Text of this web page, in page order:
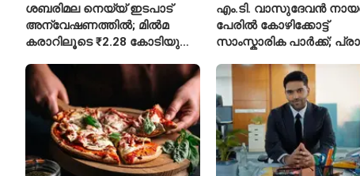
ശബരിമല നെയ്യ് ഇടപാട്
അന്വേഷണത്തിൽ; മിൽമ
കരാറിലൂടെ ₹2.28 കോടിയുടെ
എം.ടി. വാസുദേവൻ
പേരിൽ കോഴിക്കോട്ട്
സാംസ്കാരിക പാർക്ക്;